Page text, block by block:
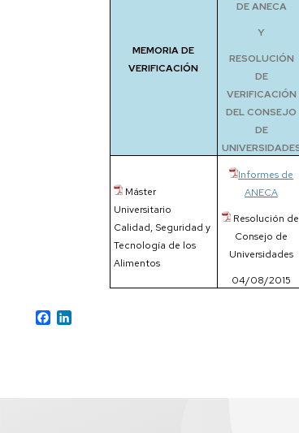
MEMORIA DE
VERIFICACIÓN
DE ANECA
Y
RESOLUCIÓN
DE
VERIFICACIÓN
DEL CONSEJO
DE
Máster
Universitario
Calidad, Seguridad y
Tecnología de los
Alimentos
Informes de
ANECA
Resolución
Consejo de
Universidades
04/08/2015
Facebook